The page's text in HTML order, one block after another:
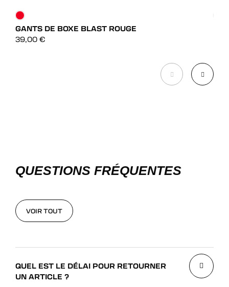
GANTS DE BOXE BLAST ROUGE
39,00 €
QUESTIONS FRÉQUENTES
VOIR TOUT
QUEL EST LE DÉLAI POUR RETOURNER
UN ARTICLE ?